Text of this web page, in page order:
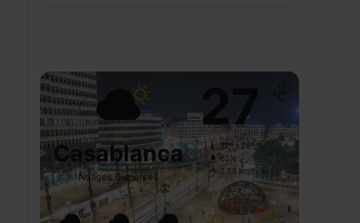
Casablanca
Nuages Dispersés
27 ℃
27º - 26º
65%
2.68 km/h